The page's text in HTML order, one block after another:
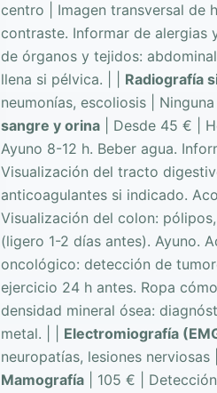
centro | Imagen transversal de
contraste. Informar de alergias
de órganos y tejidos:
llena si pélvica. | | Radiografía
neumonías, escoliosis |
sangre y orina | Desde 45 € |
Ayuno 8-12 h. Beber agua.
Visualización del tracto
anticoagulantes si indicado.
Visualización del colon:
(ligero 1-2 días antes). Ayuno.
oncológico: detección de
ejercicio 24 h antes. Ropa
densidad mineral ósea:
metal. | | Electromiografía
neuropatías, lesiones
Mamografía | 105 € |